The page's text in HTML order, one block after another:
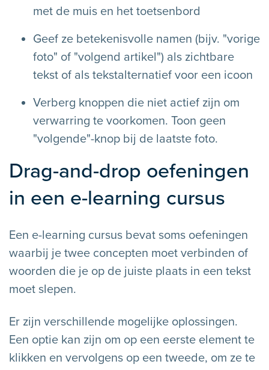
met de muis en het toetsenbord
Geef ze betekenisvolle namen (bijv. "vorige
foto" of "volgend artikel") als zichtbare
tekst of als tekstalternatief voor een icoon
Verberg knoppen die niet actief zijn om
verwarring te voorkomen. Toon geen
"volgende"-knop bij de laatste foto.
Drag-and-drop oefeningen
in een e-learning cursus
Een e-learning cursus bevat soms oefeningen
waarbij je twee concepten moet verbinden of
woorden die je op de juiste plaats in een tekst
moet slepen.
Er zijn verschillende mogelijke oplossingen.
Een optie kan zijn om op een eerste element te
klikken en vervolgens op een tweede, om ze te